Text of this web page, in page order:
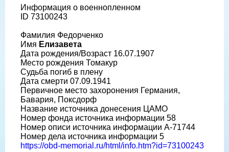
Информация о военнопленном
ID 73100243
Фамилия Федорченко
Имя Елизавета
Дата рождения/Возраст 16.07.1907
Место рождения Томакур
Судьба погиб в плену
Дата смерти 07.09.1941
Первичное место захоронения Германия,
Бавария, Поксдорф
Название источника донесения ЦАМО
Номер фонда источника информации 58
Номер описи источника информации A-71744
Номер дела источника информации 5
https://obd-memorial.ru/html/info.htm?id=73100243